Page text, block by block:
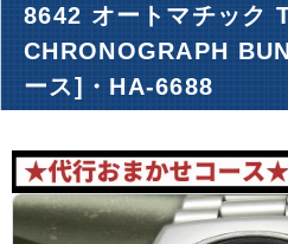
カレンダープライス
8642 オートマチック
CHRONOGRAPH
ース]・HA-6688